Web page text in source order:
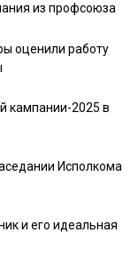
из профсоюза
оценили работу
кампании-2025 в
Исполкома
и его идеальная